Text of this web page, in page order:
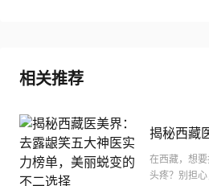
相关推荐
揭秘西藏
单，美丽
在西藏，想
头疼？别担